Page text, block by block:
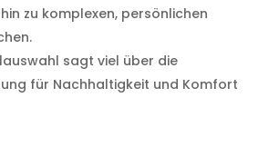
zu komplexen, persönlichen
sagt viel über die
für Nachhaltigkeit und Komfort